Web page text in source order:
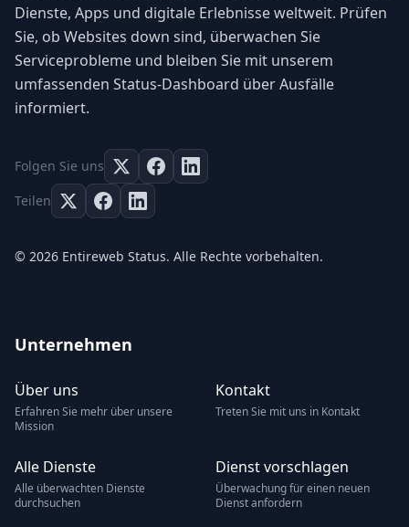
Dienste, Apps und digitale Erlebnisse weltweit. Prüfen
Sie, ob Websites down sind, überwachen Sie
Serviceprobleme und bleiben Sie mit unserem
umfassenden Status-Dashboard über Ausfälle
informiert.
Folgen Sie uns
Teilen
© 2026 Entireweb Status. Alle Rechte vorbehalten.
Unternehmen
Über uns
Erfahren Sie mehr über unsere
Mission
Kontakt
Treten Sie mit uns in Kontakt
Alle Dienste
Alle überwachten Dienste
durchsuchen
Dienst vorschlagen
Überwachung für einen neuen
Dienst anfordern